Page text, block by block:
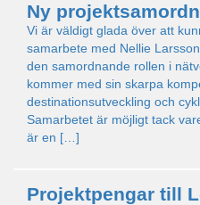
Ny
Vi är väldigt glada över att
samarbete med Nellie
den samordnande rollen i
kommer med sin skarpa
destinationsutveckling och
Samarbetet är möjligt tack
är en […]
Projektpengar till